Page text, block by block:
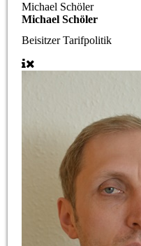
Michael Schöler
Michael Schöler
Beisitzer Tarifpolitik